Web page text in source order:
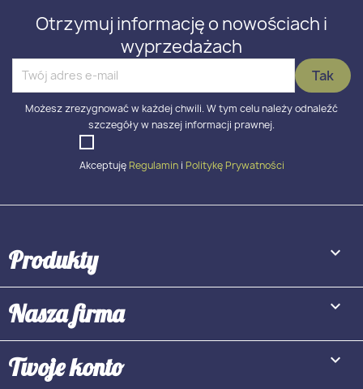
Otrzymuj informację o nowościach i
wyprzedażach
Możesz zrezygnować w każdej chwili. W tym celu należy odnaleźć
szczegóły w naszej informacji prawnej.
Akceptuję Regulamini Politykę Prywatności
Produkty 
Nasza firma 
Twoje konto 